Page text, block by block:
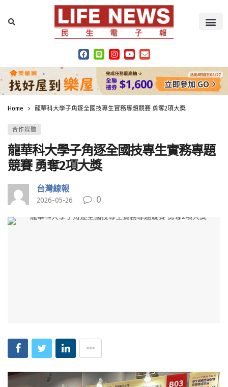
Home 龍華科大學子角逐全國技專生實務專題競賽 勇奪2項大獎
合作媒體
龍華科大學子角逐全國技專生實務專題
競賽 勇奪2項大獎
台灣線報
2026-05-26 0